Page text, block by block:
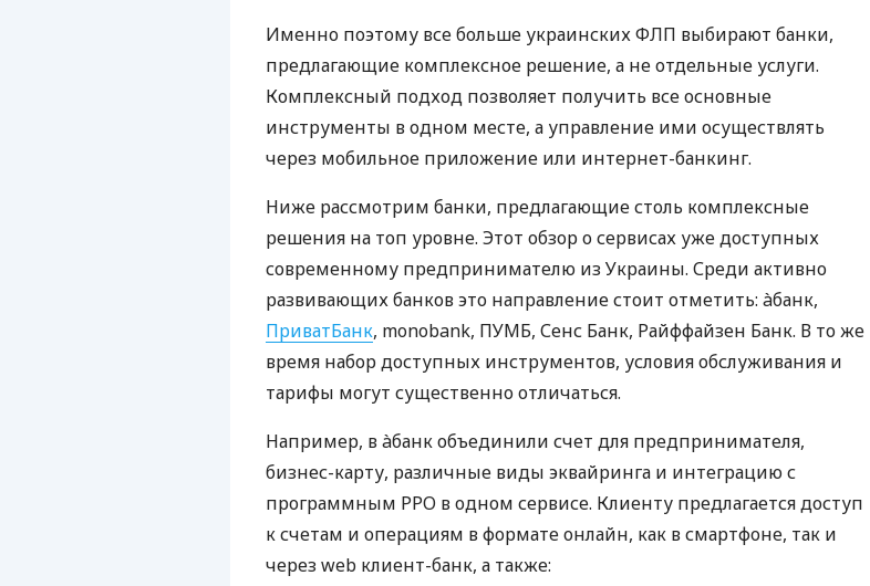
Именно поэтому все больше украинских ФЛП выбирают банки,
предлагающие комплексное решение, а не отдельные услуги.
Комплексный подход позволяет получить все основные
инструменты в одном месте, а управление ими осуществлять
через мобильное приложение или интернет-банкинг.
Ниже рассмотрим банки, предлагающие столь комплексные
решения на топ уровне. Этот обзор о сервисах уже доступных
современному предпринимателю из Украины. Среди активно
развивающих банков это направление стоит отметить: àбанк,
ПриватБанк, monobank, ПУМБ, Сенс Банк, Райффайзен Банк. В то же
время набор доступных инструментов, условия обслуживания и
тарифы могут существенно отличаться.
Например, в àбанк объединили счет для предпринимателя,
бизнес-карту, различные виды эквайринга и интеграцию с
программным РРО в одном сервисе. Клиенту предлагается доступ
к счетам и операциям в формате онлайн, как в смартфоне, так и
через web клиент-банк, а также: